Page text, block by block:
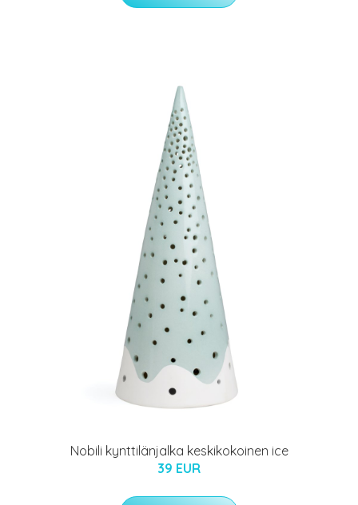
Nobili kynttilänjalka keskikokoinen ice
39 EUR